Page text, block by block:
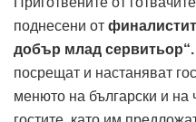
поднесени от
добър млад сервитьор“.
посрещат и настаняват
менюто на български и на